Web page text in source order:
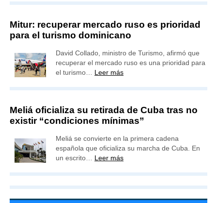
Mitur: recuperar mercado ruso es prioridad
para el turismo dominicano
David Collado, ministro de Turismo, afirmó que
recuperar el mercado ruso es una prioridad para
el turismo… Leer más
Meliá oficializa su retirada de Cuba tras no
existir “condiciones mínimas”
Meliá se convierte en la primera cadena
española que oficializa su marcha de Cuba. En
un escrito… Leer más